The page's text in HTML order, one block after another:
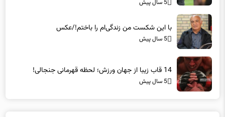
5 سال پیش
5 سال پیش